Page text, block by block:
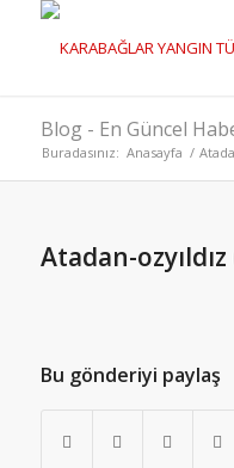
Blog - En Güncel
Buradasınız: Anasayfa /
Atadan-ozyıldız
Bu gönderiyi paylaş